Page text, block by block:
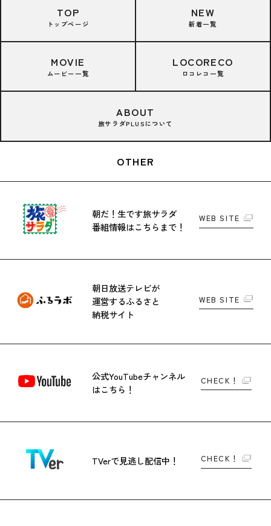
TOP
トップページ
NEW
新着一覧
MOVIE
ムービー一覧
LOCORECO
ロコレコ一覧
ABOUT
旅サラダPLUSについて
OTHER
朝だ！生です旅サラダ
番組情報はこちらまで！
WEB SITE
朝日放送テレビが
運営するふるさと
納税サイト
WEB SITE
公式YouTubeチャンネル
はこちら！
CHECK！
TVerで見逃し配信中！ CHECK！